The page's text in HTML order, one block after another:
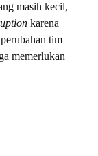
masih kecil,
karena
tim
memerlukan